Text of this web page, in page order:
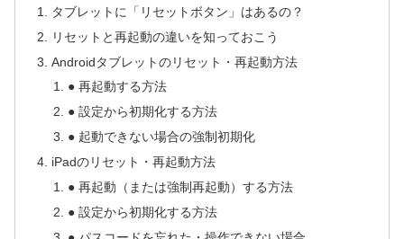
タブレットに「リセットボタン」はあるの？
リセットと再起動の違いを知っておこう
Androidタブレットのリセット・再起動方法
● 再起動する方法
● 設定から初期化する方法
● 起動できない場合の強制初期化
iPadのリセット・再起動方法
● 再起動（または強制再起動）する方法
● 設定から初期化する方法